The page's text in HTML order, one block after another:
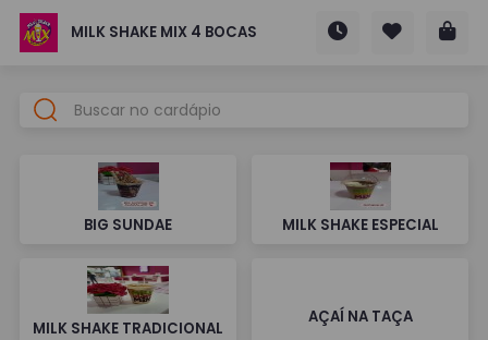
MILK SHAKE MIX 4 BOCAS
BIG SUNDAE MILK SHAKE ESPECIAL
MILK SHAKE TRADICIONAL
AÇAÍ NA TAÇA